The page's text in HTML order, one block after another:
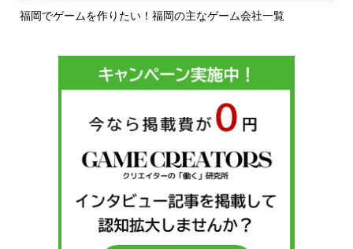
福岡でゲームを作りたい！福岡の主なゲーム会社一覧